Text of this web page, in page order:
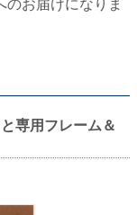
専用フレーム＆